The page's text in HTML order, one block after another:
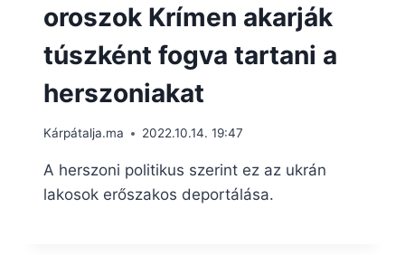
oroszok Krímen akarják
túszként fogva tartani a
herszoniakat
Kárpátalja.ma 2022.10.14. 19:47
A herszoni politikus szerint ez az ukrán
lakosok erőszakos deportálása.